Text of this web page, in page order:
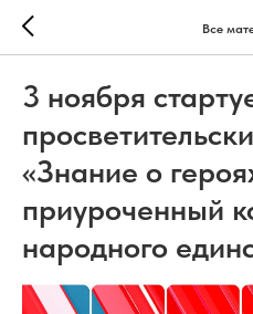
Все
3 ноября
«Знание о
приуроченный
народного